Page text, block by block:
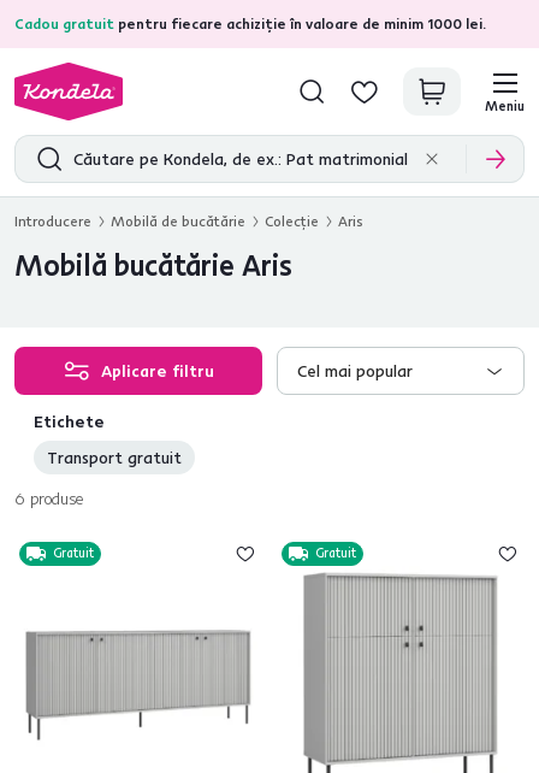
Cadou gratuit pentru fiecare achiziție în valoare de minim 1000 lei.
4,7 31.211 recenzii de produs verificate
Meniu
Introducere Mobilă de bucătărie Colecţie Aris
Mobilă bucătărie Aris
Aplicare filtru Cel mai popular
Etichete
Transport gratuit
6 produse
Gratuit Gratuit